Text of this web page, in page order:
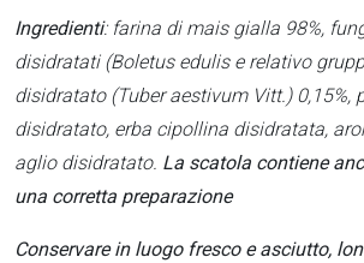
Ingredienti: farina di mais gialla 98%,
disidratati (Boletus edulis e relativo
disidratato (Tuber aestivum Vitt.) 0,15%,
disidratato, erba cipollina disidratata,
aglio disidratato. La scatola contiene
una corretta preparazione
Conservare in luogo fresco e asciutto,